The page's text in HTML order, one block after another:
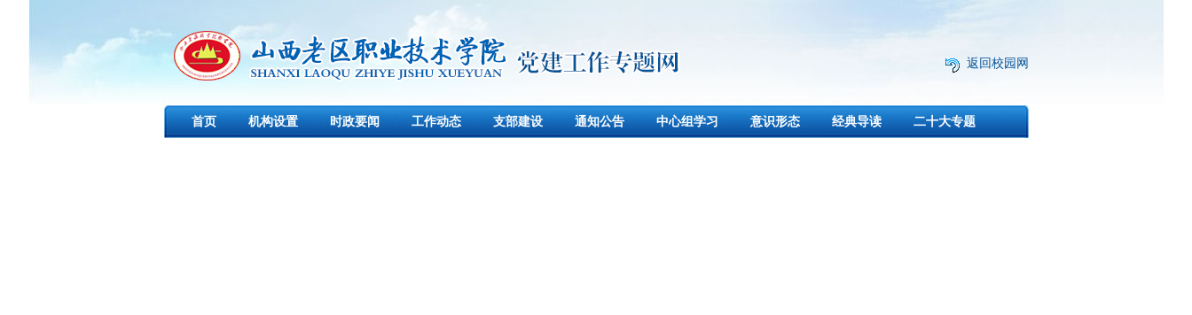
返回校园网
首页 机构设置 时政要闻 工作动态 支部建设 通知公告 中心组学习 意识形态 经典导读 二十大专题